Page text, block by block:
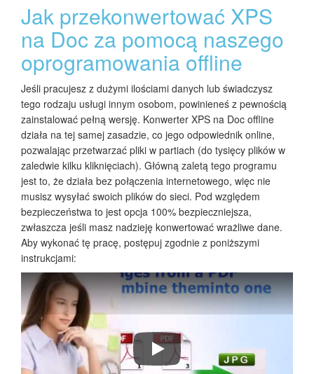
Jak przekonwertować XPS
na Doc za pomocą naszego
oprogramowania offline
Jeśli pracujesz z dużymi ilościami danych lub świadczysz
tego rodzaju usługi innym osobom, powinieneś z pewnością
zainstalować pełną wersję. Konwerter XPS na Doc offline
działa na tej samej zasadzie, co jego odpowiednik online,
pozwalając przetwarzać pliki w partiach (do tysięcy plików w
zaledwie kilku kliknięciach). Główną zaletą tego programu
jest to, że działa bez połączenia internetowego, więc nie
musisz wysyłać swoich plików do sieci. Pod względem
bezpieczeństwa to jest opcja 100% bezpieczniejsza,
zwłaszcza jeśli masz nadzieję konwertować wrażliwe dane.
Aby wykonać tę pracę, postępuj zgodnie z poniższymi
instrukcjami:
Jak przekonwertować pliki PDF